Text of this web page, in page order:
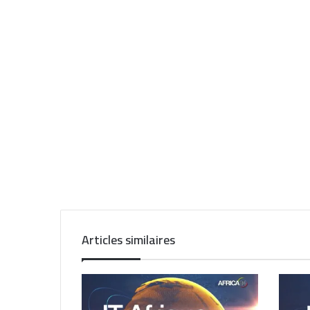
Articles similaires